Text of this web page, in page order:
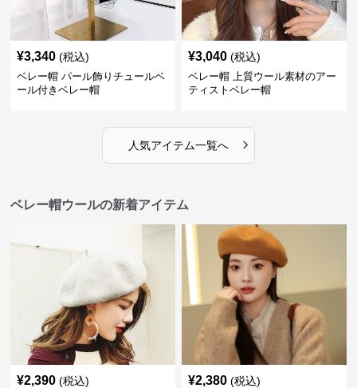
¥3,340 (税込)
ベレー帽 パール飾りチュールベ
ール付きベレー帽
¥3,040 (税込)
ベレー帽 上質ウール素材のアー
ティストベレー帽
人気アイテム一覧へ ›
ベレー帽ウールの新着アイテム
¥2,390 (税込) ¥2,380 (税込)